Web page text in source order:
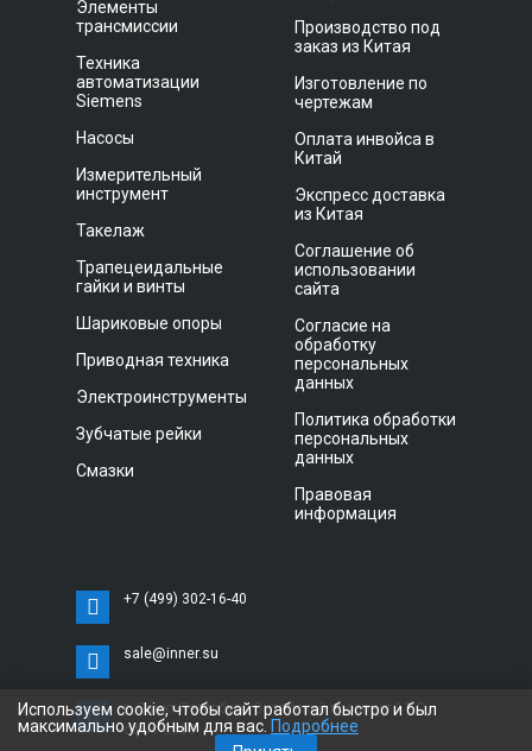
Элементы
трансмиссии
Техника
автоматизации
Siemens
Насосы
Измерительный
инструмент
Такелаж
Трапецеидальные
гайки и винты
Шариковые опоры
Приводная техника
Электроинструменты
Зубчатые рейки
Смазки
Производство под
заказ из Китая
Изготовление по
чертежам
Оплата инвойса в
Китай
Экспресс доставка
из Китая
Соглашение об
использовании
сайта
Согласие на
обработку
персональных
данных
Политика обработки
персональных
данных
Правовая
информация
+7 (499) 302-16-40
sale@inner.su
г. Санкт-Петербург, Витебский проспект 11 С,
офис 3033
Используем cookie, чтобы сайт работал быстро и был
максимально удобным для вас. Подробнее